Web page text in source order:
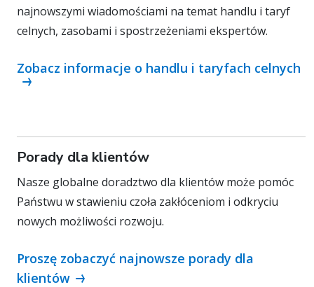
najnowszymi wiadomościami na temat handlu i taryf
celnych, zasobami i spostrzeżeniami ekspertów.
Zobacz informacje o handlu i taryfach celnych
Porady dla klientów
Nasze globalne doradztwo dla klientów może pomóc
Państwu w stawieniu czoła zakłóceniom i odkryciu
nowych możliwości rozwoju.
Proszę zobaczyć najnowsze porady dla
klientów